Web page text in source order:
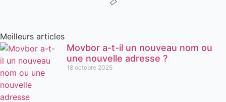
Meilleurs articles
Movbor a-t-il un nouveau nom ou
une nouvelle adresse ?
18 octobre 2025